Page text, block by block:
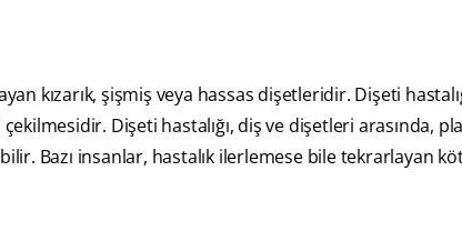
kızarık, şişmiş veya hassas dişetleridir. Dişeti
Dişeti hastalığı, diş ve dişetleri arasında,
Bazı insanlar, hastalık ilerlemese bile tekrarlayan